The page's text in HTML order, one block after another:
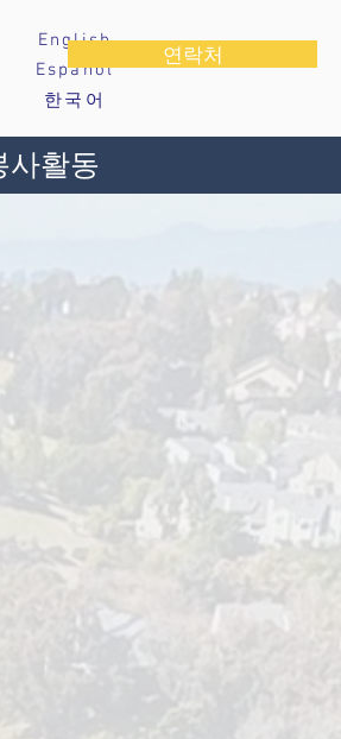
연락처
English
Español
한국어
사활동